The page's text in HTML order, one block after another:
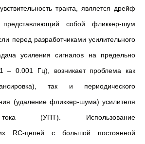
тракта, является дрейф
представляющий собой фликкер-шум
перед разработчиками усилительного
усиления сигналов на предельно
– 0.001 Гц), возникает проблема как
так и периодического
(удаление фликкер-шума) усилителя
тока (УПТ). Использование
RC-цепей с большой постоянной